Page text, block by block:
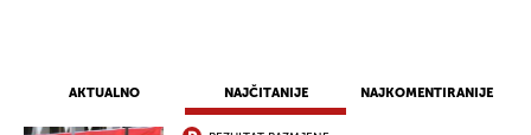
AKTUALNO NAJČITANIJE NAJKOMENTIRANIJE